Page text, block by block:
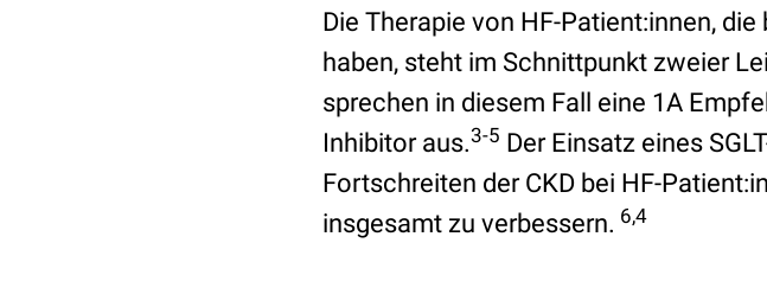
Die Therapie von HF-Patient:innen,
haben, steht im Schnittpunkt zweier
sprechen in diesem Fall eine 1A
Inhibitor aus.3-5 Der Einsatz eines
Fortschreiten der CKD bei HF-
insgesamt zu verbessern. 6,4